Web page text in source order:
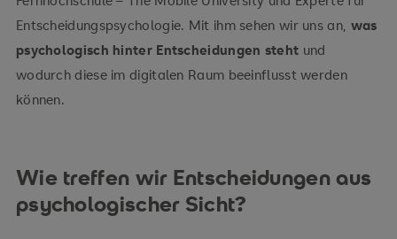
Entscheidungspsychologie. Mit ihm sehen wir uns an, was
psychologisch hinter Entscheidungen steht und
wodurch diese im digitalen Raum beeinflusst werden
können.
Wie treffen wir Entscheidungen aus
psychologischer Sicht?